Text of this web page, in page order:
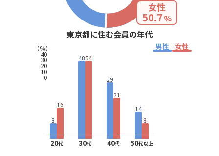
女性
50.7%
東京都に住む会員の年代
男性 女性
（％）
40
30
20
10
0
8
16
20代
4854
30代
29
21
40代
14
8
50代以上